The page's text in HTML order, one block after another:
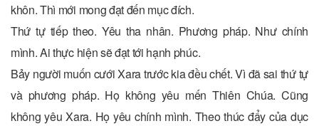
khôn. Thì mới mong đạt đến mục đích.
Thứ tự tiếp theo. Yêu tha nhân. Phương pháp. Như chính
mình. Ai thực hiện sẽ đạt tới hạnh phúc.
Bảy người muốn cưới Xara trước kia đều chết. Vì đã sai thứ tự
và phương pháp. Họ không yêu mến Thiên Chúa. Cũng
không yêu Xara. Họ yêu chính mình. Theo thúc đẩy của dục